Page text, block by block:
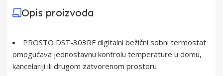
Opis proizvoda
PROSTO DST-303RF digitalni bežični sobni termostat
omogućava jednostavnu kontrolu temperature u domu,
kancelariji ili drugom zatvorenom prostoru